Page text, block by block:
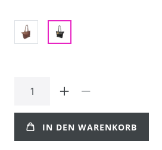
IN DEN WARENKORB